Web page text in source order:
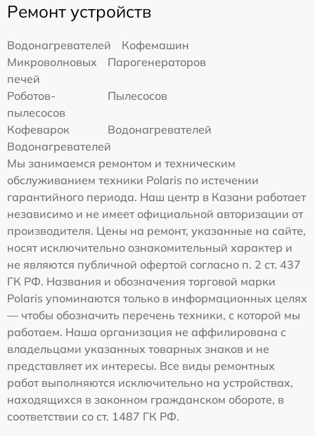
Ремонт устройств
Водонагревателей
Кофемашин
Микроволновых
печей
Парогенераторов
Роботов-
пылесосов
Пылесосов
Кофеварок
Водонагревателей
Водонагревателей
Мы занимаемся ремонтом и техническим
обслуживанием техники Polaris по истечении
гарантийного периода. Наш центр в Казани работает
независимо и не имеет официальной авторизации от
производителя. Цены на ремонт, указанные на сайте,
носят исключительно ознакомительный характер и
не являются публичной офертой согласно п. 2 ст. 437
ГК РФ. Названия и обозначения торговой марки
Polaris упоминаются только в информационных целях
— чтобы обозначить перечень техники, с которой мы
работаем. Наша организация не аффилирована с
владельцами указанных товарных знаков и не
представляет их интересы. Все виды ремонтных
работ выполняются исключительно на устройствах,
находящихся в законном гражданском обороте, в
соответствии со ст. 1487 ГК РФ.